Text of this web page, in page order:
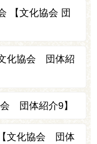
【文化協会 団
化協会 団体紹
団体紹介9】
文化協会 団体